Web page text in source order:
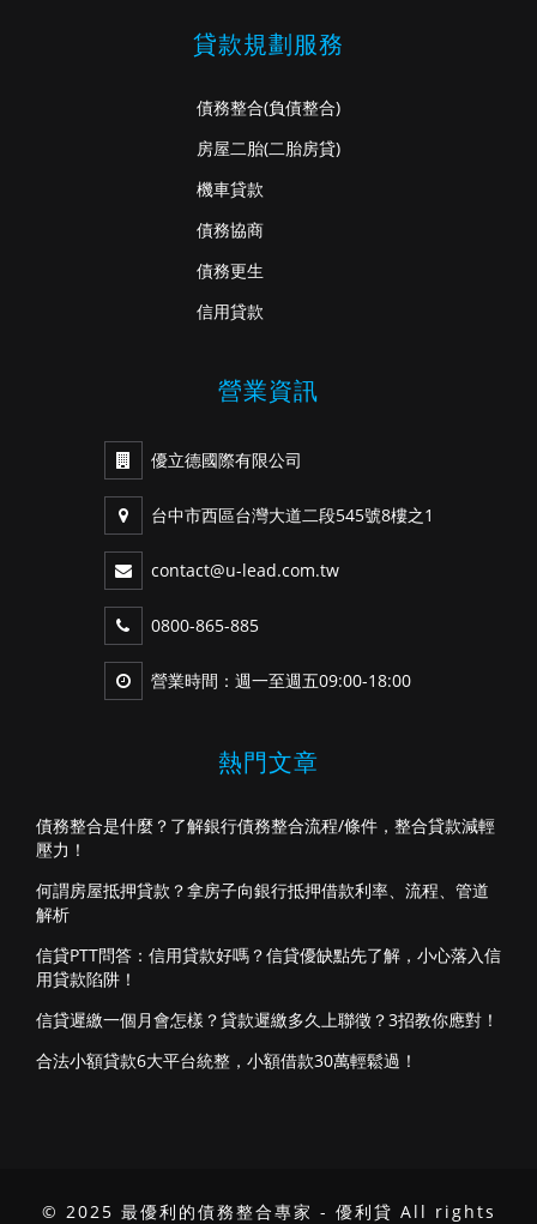
貸款規劃服務
債務整合(負債整合)
房屋二胎(二胎房貸)
機車貸款
債務協商
債務更生
信用貸款
營業資訊
優立德國際有限公司
台中市西區台灣大道二段545號8樓之1
contact@u-lead.com.tw
0800-865-885
營業時間：週一至週五09:00-18:00
熱門文章
債務整合是什麼？了解銀行債務整合流程/條件，整合貸款減輕
壓力！
何謂房屋抵押貸款？拿房子向銀行抵押借款利率、流程、管道
解析
信貸PTT問答：信用貸款好嗎？信貸優缺點先了解，小心落入信
用貸款陷阱！
信貸遲繳一個月會怎樣？貸款遲繳多久上聯徵？3招教你應對！
合法小額貸款6大平台統整，小額借款30萬輕鬆過！
© 2025 最優利的債務整合專家 - 優利貸 All rights